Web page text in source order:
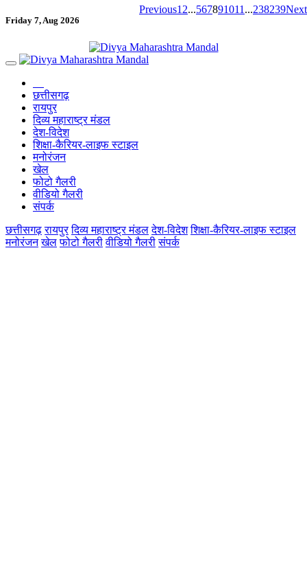
Friday 7, Aug 2026
छत्तीसगढ़
रायपुर
दिव्य महाराष्ट्र मंडल
देश-विदेश
शिक्षा-कैरियर-लाइफ स्टाइल
मनोरंजन
खेल
फोटो गैलरी
वीडियो गैलरी
संपर्क
छत्तीसगढ़ रायपुर दिव्य महाराष्ट्र मंडल देश-विदेश शिक्षा-कैरियर-लाइफ स्टाइल
मनोरंजन खेल फोटो गैलरी वीडियो गैलरी संपर्क
Previous1 2...567891011 ...238239Next